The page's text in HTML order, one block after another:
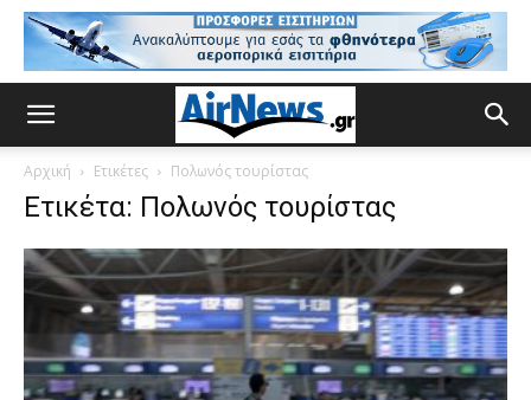
Αρχική Ετικέτες Πολωνός τουρίστας
Ετικέτα: Πολωνός τουρίστας